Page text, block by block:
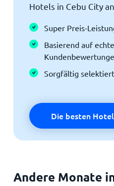
Hotels in Cebu City an.
Super Preis-
Basierend auf
Sorgfältig
Die besten
Andere Monate